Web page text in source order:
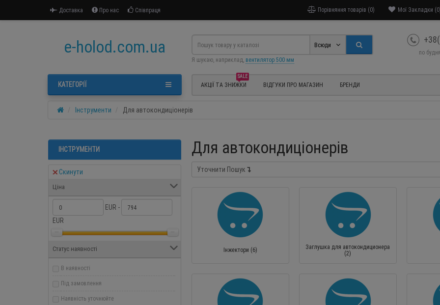
Доставка Про нас Співпраця Мої Закладки
Порівняння товарів (0)
e-holod.com.ua по
Всюди
Я шукаю, наприклад, вентилятор 500 мм
SALE
АКЦІЇ ТА ЗНИЖКИ ВІДГУКИ ПРО МАГАЗИН БРЕНДИ
КАТЕГОРІЇ
Інструменти Для автокондиціонерів
ІНСТРУМЕНТИ
Скинути
Ціна
EUR -
EUR
Статус наявності
В наявності
Під замовлення
Наявність уточнюйте
Для автокондиціонерів
Уточнити Пошук
Інжектори (6)
Заглушка для автокондиционера
(2)